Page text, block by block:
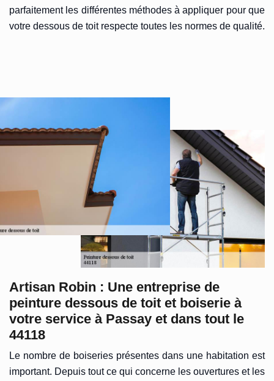
parfaitement les différentes méthodes à appliquer pour que
votre dessous de toit respecte toutes les normes de qualité.
Artisan Robin : Une entreprise de
peinture dessous de toit et boiserie à
votre service à Passay et dans tout le
44118
Le nombre de boiseries présentes dans une habitation est
important. Depuis tout ce qui concerne les ouvertures et les